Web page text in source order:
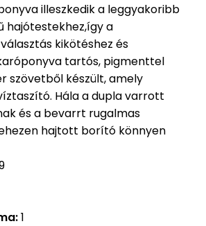
illeszkedik a leggyakoribb
hajótestekhez,így a
kikötéshez és
tartós, pigmenttel
szövetből készült, amely
Hála a dupla varrott
és a bevarrt rugalmas
hajtott borító könnyen
1